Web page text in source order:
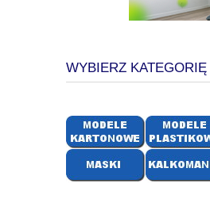
WYBIERZ KATEGORIĘ